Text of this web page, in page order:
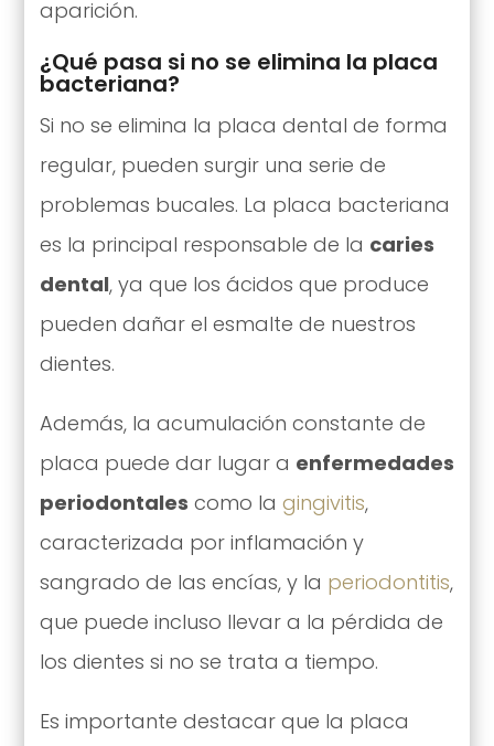
aparición.
¿Qué pasa si no se elimina la placa
bacteriana?
Si no se elimina la placa dental de forma
regular, pueden surgir una serie de
problemas bucales. La placa bacteriana
es la principal responsable de la caries
dental, ya que los ácidos que produce
pueden dañar el esmalte de nuestros
dientes.
Además, la acumulación constante de
placa puede dar lugar a enfermedades
periodontales como la gingivitis,
caracterizada por inflamación y
sangrado de las encías, y la periodontitis,
que puede incluso llevar a la pérdida de
los dientes si no se trata a tiempo.
Es importante destacar que la placa